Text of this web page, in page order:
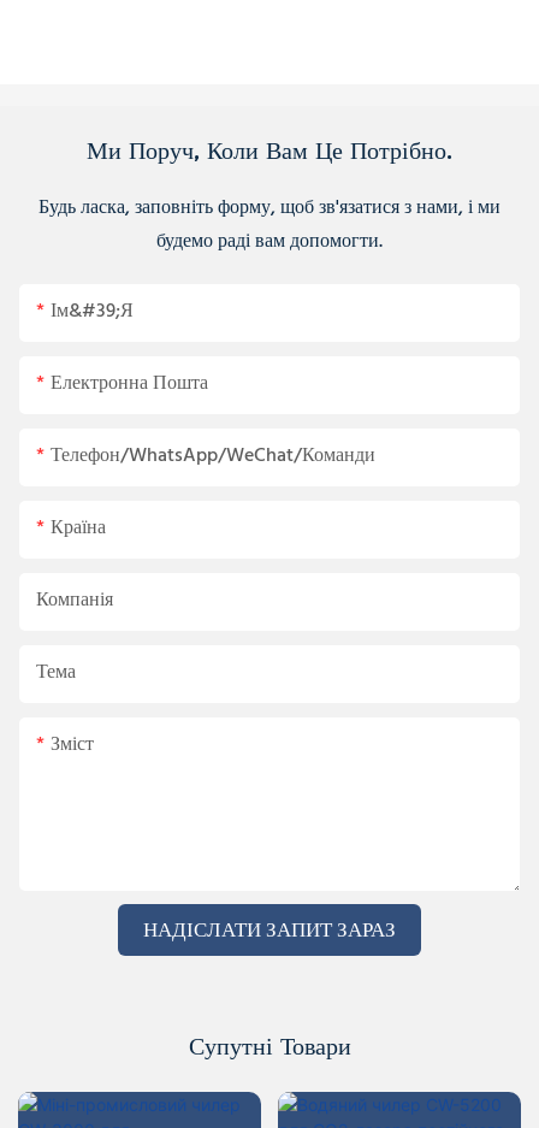
Ми Поруч, Коли Вам Це Потрібно.
Будь ласка, заповніть форму, щоб зв'язатися з нами, і ми
будемо раді вам допомогти.
Ім&#39;я
Електронна Пошта
Телефон/WhatsApp/WeChat/Команди
Країна
Компанія
Тема
Зміст
НАДІСЛАТИ ЗАПИТ ЗАРАЗ
Супутні Товари